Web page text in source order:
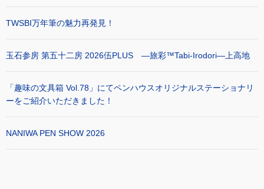
TWSBI万年筆の魅力再発見！
玉石参房 第五十二房 2026伍PLUS ―旅彩™Tabi-Irodori―上高地
「趣味の文具箱 Vol.78」にてペンハウスオリジナルステーショナリ
ーをご紹介いただきました！
NANIWA PEN SHOW 2026